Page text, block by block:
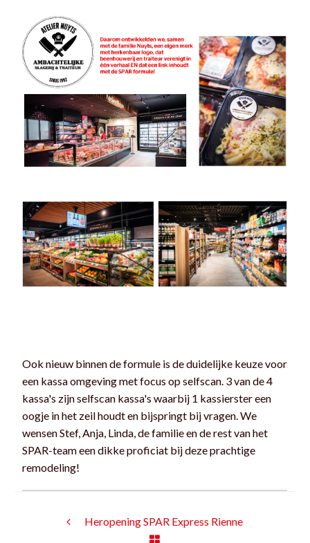
Ook nieuw binnen de formule is de duidelijke keuze voor
een kassa omgeving met focus op selfscan. 3 van de 4
kassa's zijn selfscan kassa's waarbij 1 kassierster een
oogje in het zeil houdt en bijspringt bij vragen. We
wensen Stef, Anja, Linda, de familie en de rest van het
SPAR-team een dikke proficiat bij deze prachtige
remodeling!
Heropening SPAR Express Rienne